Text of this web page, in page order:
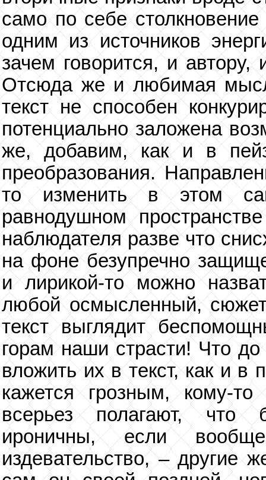
само по себе столкновение
одним из источников
зачем говорится, и
Отсюда же и любимая
текст не способен
потенциально заложена
же, добавим, как и в
преобразования.
то изменить в этом
равнодушном
наблюдателя разве что
на фоне безупречно
и лирикой-то можно
любой осмысленный,
текст выглядит
горам наши страсти! Что
вложить их в текст, как и в
кажется грозным, кому-
всерьез полагают, что
ироничны, если
издевательство, – другие